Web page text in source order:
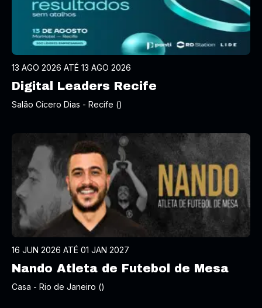
13 AGO 2026 ATÉ 13 AGO 2026
Digital Leaders Recife
Salão Cícero Dias - Recife ()
16 JUN 2026 ATÉ 01 JAN 2027
Nando Atleta de Futebol de Mesa
Casa - Rio de Janeiro ()